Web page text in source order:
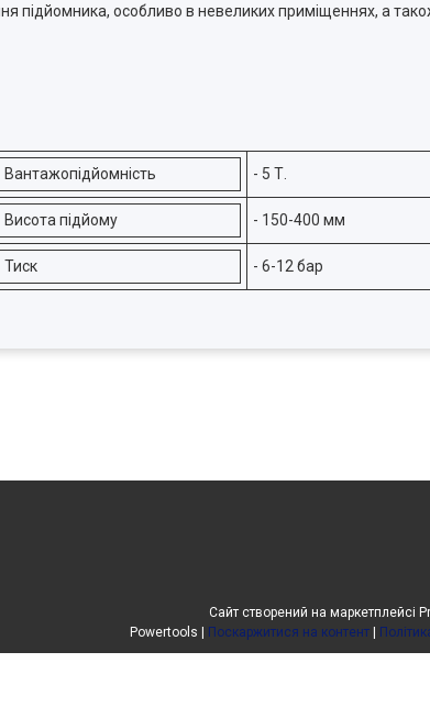
підйомника, особливо в невеликих приміщеннях, а
Вантажопідйомність - 5 Т.
Висота підйому - 150-400 мм
Тиск - 6-12 бар
Сайт створений на маркетплейсі
Поскаржитися на контент